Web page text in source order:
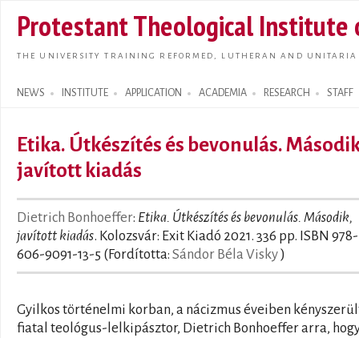
main
Protestant Theological Institute
THE UNIVERSITY TRAINING REFORMED, LUTHERAN AND
NEWS INSTITUTE APPLICATION ACADEMIA RESEARCH STAFF
Search form
Etika. Útkészítés és bevonulás.
javított kiadás
Dietrich Bonhoeffer: Etika. Útkészítés és bevonulás. Második,
javított kiadás. Kolozsvár: Exit Kiadó 2021. 336 pp. ISBN 978-
606-9091-13-5 (Fordította: Sándor Béla Visky)
Gyilkos történelmi korban, a nácizmus éveiben
fiatal teológus-lelkipásztor, Dietrich Bonhoeffer arra,